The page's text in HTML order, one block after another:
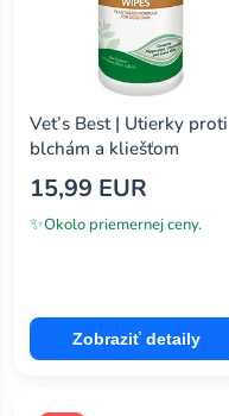
Vet’s Best | Utierky proti
blchám a kliešťom
15,99 EUR
✨Okolo priemernej ceny.
Zobraziť detaily